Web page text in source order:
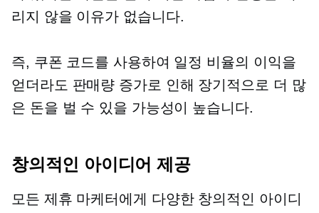
리지 않을 이유가 없습니다.
즉, 쿠폰 코드를 사용하여 일정 비율의 이익을
얻더라도 판매량 증가로 인해 장기적으로 더 많
은 돈을 벌 수 있을 가능성이 높습니다.
창의적인 아이디어 제공
모든 제휴 마케터에게 다양한 창의적인 아이디